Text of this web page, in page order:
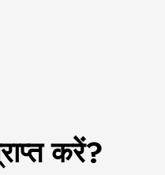
करें?